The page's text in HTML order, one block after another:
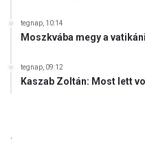
tegnap, 10:14
Moszkvába megy a
tegnap, 09:12
Kaszab Zoltán: Most lett
.